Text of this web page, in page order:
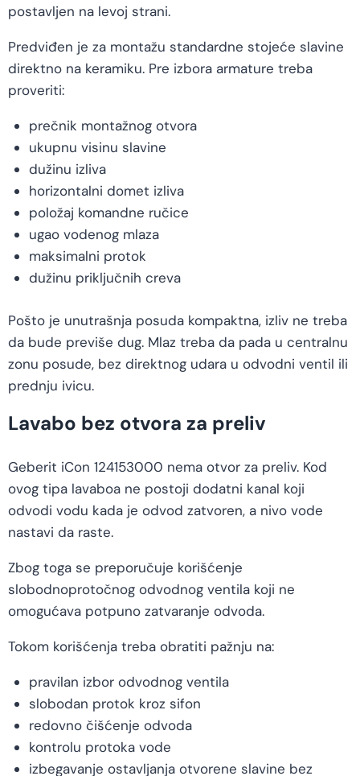
postavljen na levoj strani.
Predviđen je za montažu standardne stojeće slavine
direktno na keramiku. Pre izbora armature treba
proveriti:
prečnik montažnog otvora
ukupnu visinu slavine
dužinu izliva
horizontalni domet izliva
položaj komandne ručice
ugao vodenog mlaza
maksimalni protok
dužinu priključnih creva
Pošto je unutrašnja posuda kompaktna, izliv ne treba
da bude previše dug. Mlaz treba da pada u centralnu
zonu posude, bez direktnog udara u odvodni ventil ili
prednju ivicu.
Lavabo bez otvora za preliv
Geberit iCon 124153000 nema otvor za preliv. Kod
ovog tipa lavaboa ne postoji dodatni kanal koji
odvodi vodu kada je odvod zatvoren, a nivo vode
nastavi da raste.
Zbog toga se preporučuje korišćenje
slobodnoprotočnog odvodnog ventila koji ne
omogućava potpuno zatvaranje odvoda.
Tokom korišćenja treba obratiti pažnju na:
pravilan izbor odvodnog ventila
slobodan protok kroz sifon
redovno čišćenje odvoda
kontrolu protoka vode
izbegavanje ostavljanja otvorene slavine bez